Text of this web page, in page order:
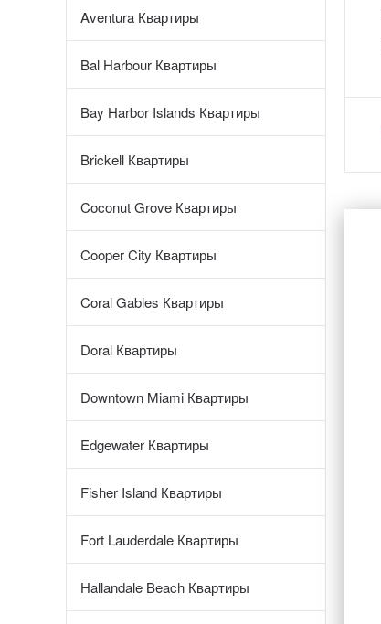
Aventura Квартиры
Bal Harbour Квартиры
Bay Harbor Islands Квартиры
Brickell Квартиры
Coconut Grove Квартиры
Cooper City Квартиры
Coral Gables Квартиры
Doral Квартиры
Downtown Miami Квартиры
Edgewater Квартиры
Fisher Island Квартиры
Fort Lauderdale Квартиры
Hallandale Beach Квартиры